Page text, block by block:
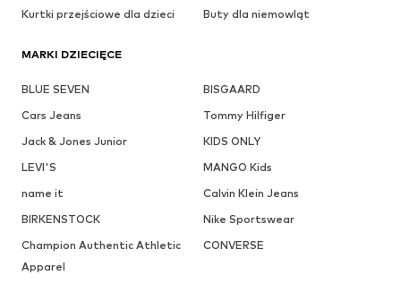
Kurtki przejściowe dla dzieci
Buty dla niemowląt
MARKI DZIECIĘCE
BLUE SEVEN
BISGAARD
Cars Jeans
Tommy Hilfiger
Jack & Jones Junior
KIDS ONLY
LEVI'S
MANGO Kids
name it
Calvin Klein Jeans
BIRKENSTOCK
Nike Sportswear
Champion Authentic Athletic
Apparel
CONVERSE